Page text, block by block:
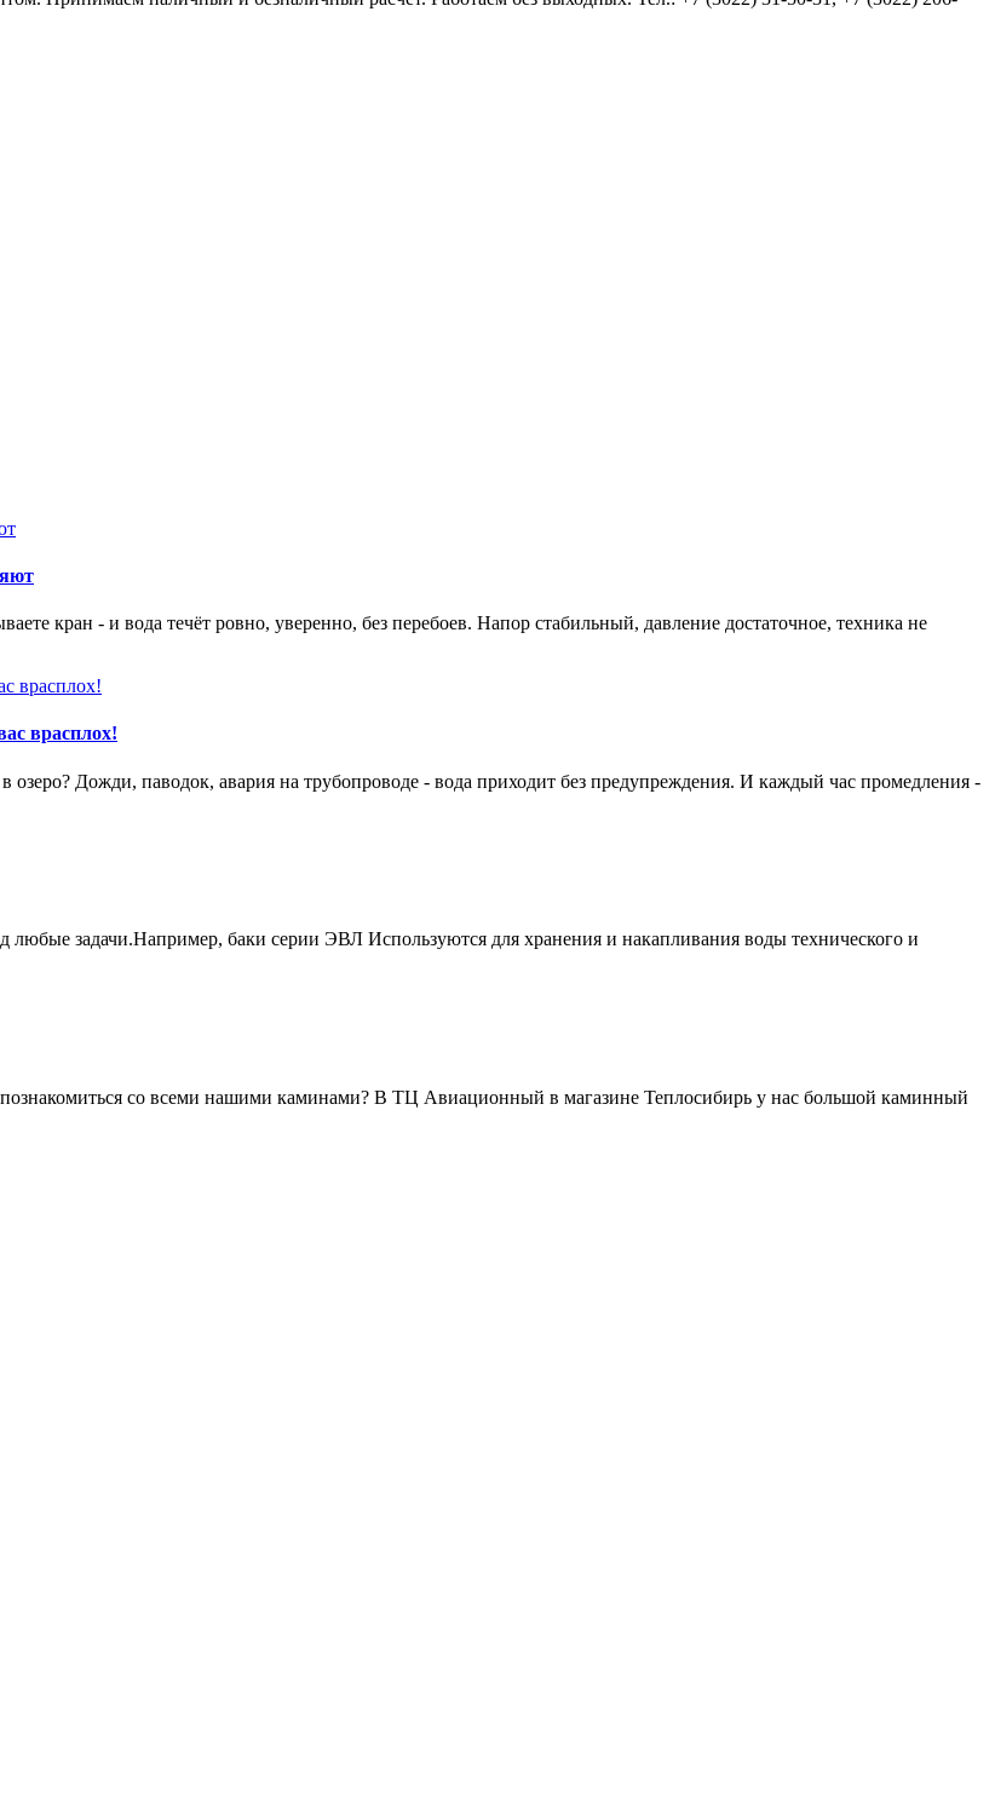
кран - и вода течёт ровно, уверенно, без перебоев. Напор стабильный, давление достаточное, техника не
врасплох!
Дожди, паводок, авария на трубопроводе - вода приходит без предупреждения. И каждый час промедления -
задачи.Например, баки серии ЭВЛ Используются для хранения и накапливания воды технического и
со всеми нашими каминами? В ТЦ Авиационный в магазине Теплосибирь у нас большой каминный